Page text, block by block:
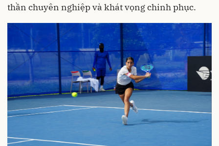
thần chuyên nghiệp và khát vọng chinh phục.